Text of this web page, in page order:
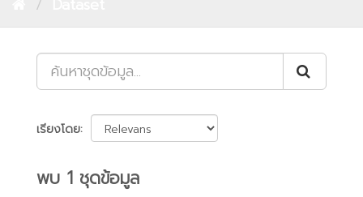
เรียงโดย
พบ 1 ชุดข้อมูล